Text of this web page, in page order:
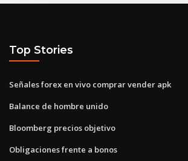
Top Stories
Señales forex en vivo comprar vender apk
Balance de hombre unido
Bloomberg precios objetivo
Obligaciones frente a bonos